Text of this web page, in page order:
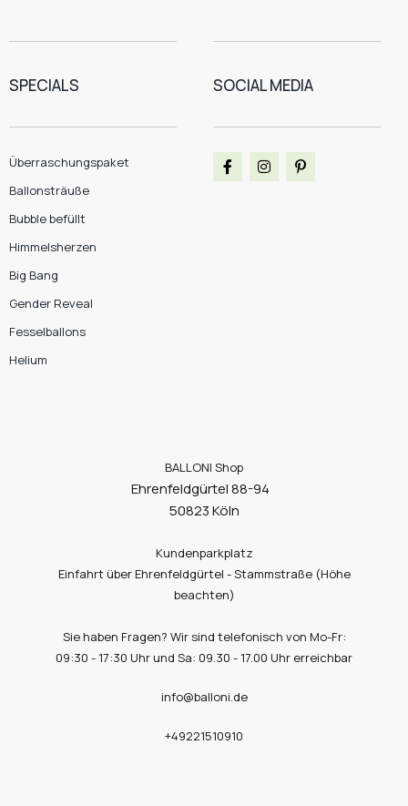
SPECIALS
Überraschungspaket
Ballonsträuße
Bubble befüllt
Himmelsherzen
Big Bang
Gender Reveal
Fesselballons
Helium
SOCIAL MEDIA
BALLONI Shop
Ehrenfeldgürtel 88-94
50823 Köln
Kundenparkplatz
Einfahrt über Ehrenfeldgürtel - Stammstraße (Höhe
beachten)
Sie haben Fragen? Wir sind telefonisch von Mo-Fr:
09:30 - 17:30 Uhr und Sa: 09.30 - 17.00 Uhr erreichbar
info@balloni.de
+49221510910